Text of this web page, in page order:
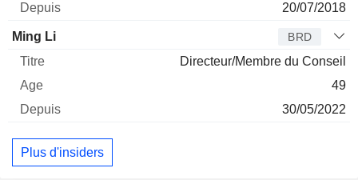
20/07/2018
Ming Li BRD
Directeur/Membre du Conseil
49
30/05/2022
Plus d'insiders